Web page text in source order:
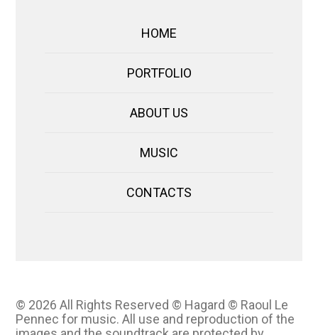
HOME
PORTFOLIO
ABOUT US
MUSIC
CONTACTS
© 2026 All Rights Reserved © Hagard © Raoul Le
Pennec for music. All use and reproduction of the